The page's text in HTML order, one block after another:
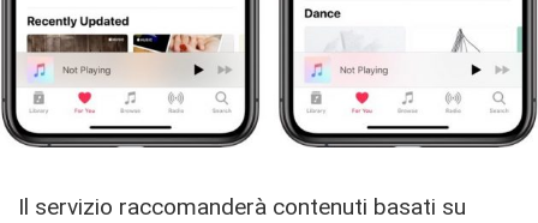
Il servizio raccomanderà contenuti basati su